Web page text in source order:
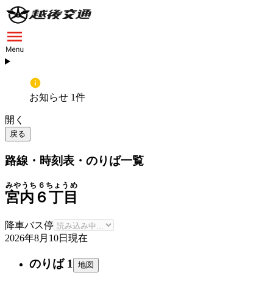
お知らせ 1件
開く
戻る
路線・時刻表・のりば一覧
宮内６丁目
みやうち６ちょうめ
降車バス停
2026年8月10日 現在
のりば 1 地図